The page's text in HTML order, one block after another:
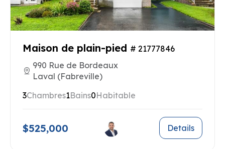
Maison de plain-pied # 21777846
990 Rue de Bordeaux
Laval (Fabreville)
3Chambres1Bains0Habitable
$525,000 Details